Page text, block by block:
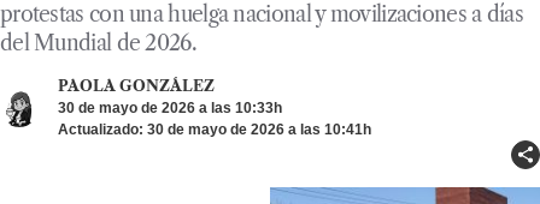
protestas con una huelga nacional y movilizaciones a días
del Mundial de 2026.
PAOLA GONZÁLEZ
30 de mayo de 2026 a las 10:33h
Actualizado: 30 de mayo de 2026 a las 10:41h